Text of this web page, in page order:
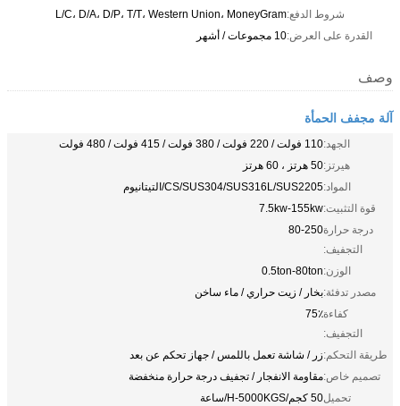
شروط الدفع:L/C، D/A، D/P، T/T، Western Union، MoneyGram
القدرة على العرض:10 مجموعات / أشهر
وصف
آلة مجفف الحمأة
الجهد:110 فولت / 220 فولت / 380 فولت / 415 فولت / 480 فولت
هيرتز:50 هرتز ، 60 هرتز
المواد:CS/SUS304/SUS316L/SUS2205/التيتانيوم
قوة التثبيت:7.5kw-155kw
درجة حرارة
التجفيف:
80-250
الوزن:0.5ton-80ton
مصدر تدفئة:بخار / زيت حراري / ماء ساخن
كفاءة
التجفيف:
75٪
طريقة التحكم:زر / شاشة تعمل باللمس / جهاز تحكم عن بعد
تصميم خاص:مقاومة الانفجار / تجفيف درجة حرارة منخفضة
تحميل50 كجم/H-5000KGS/ساعة